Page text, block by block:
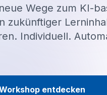
Wege zum KI-
zukünftiger
Individuell.
entdecken